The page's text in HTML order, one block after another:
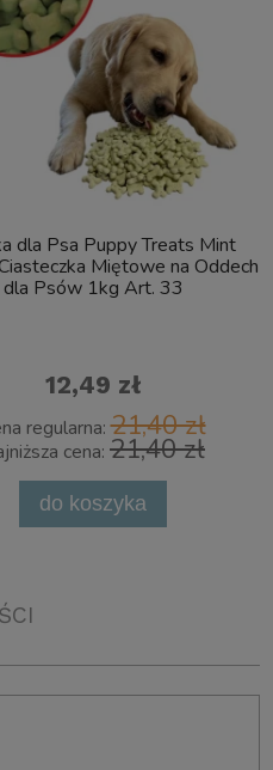
dla Psa Puppy Treats Mint
Miętowe na Oddech
dla Psów 1kg Art. 33
12,49 zł
regularna:21,40 zł
cena: 21,40 zł
do koszyka